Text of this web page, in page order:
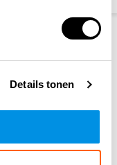
Details tonen
hesje oranje - 25